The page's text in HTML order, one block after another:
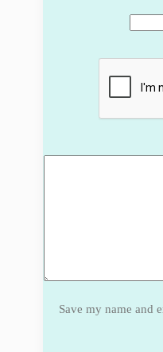
Save my name and